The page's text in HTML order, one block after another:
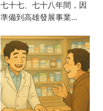
七十七、七十八年間，因
準備到高雄發展事業...